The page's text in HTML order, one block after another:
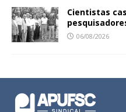
Cientistas
06/08/2026